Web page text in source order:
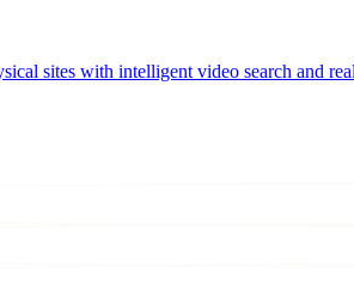
sites with intelligent video search and